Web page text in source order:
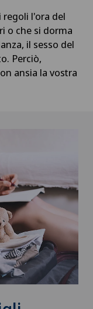
l'ora del
o che si dorma
il sesso del
Perciò,
ansia la vostra